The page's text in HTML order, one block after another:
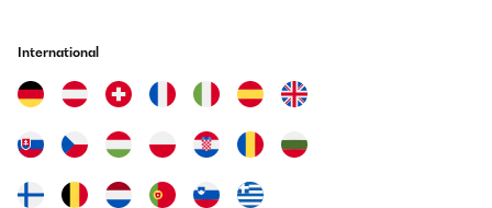
International